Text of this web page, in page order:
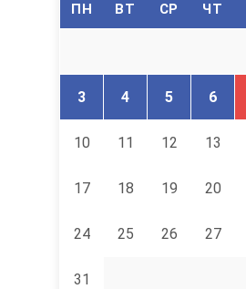
ПН ВТ СР ЧТ
3 4 5 6
10 11 12 13
17 18 19 20
24 25 26 27
31